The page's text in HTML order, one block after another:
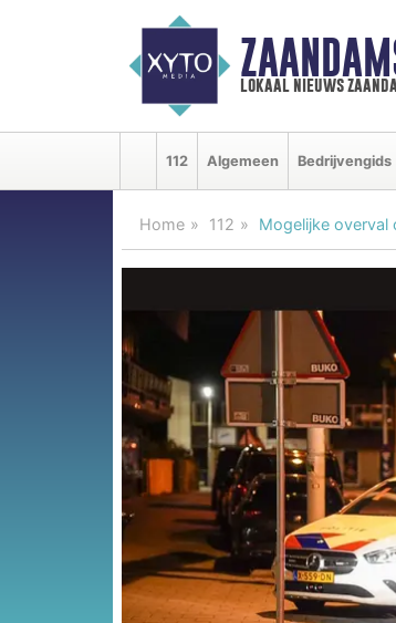
lokaal nieuws
112 Algemeen Bedrijvengids
Home 112 Mogelijke overval